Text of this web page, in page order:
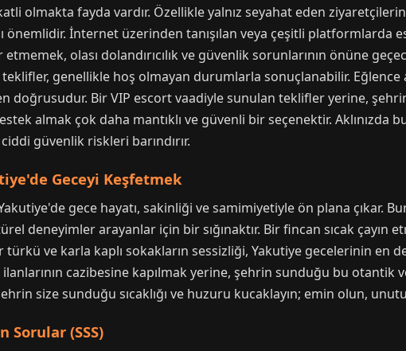
olmakta fayda vardır. Özellikle yalnız seyahat eden
önemlidir. İnternet üzerinden tanışılan veya çeşitli platformlarda
olası dolandırıcılık ve güvenlik sorunlarının önüne
genellikle hoş olmayan durumlarla sonuçlanabilir. Eğlence
doğrusudur. Bir VIP escort vaadiyle sunulan teklifler yerine,
almak çok daha mantıklı ve güvenli bir seçenektir. Aklınızda
ciddi güvenlik riskleri barındırır.
Geceyi Keşfetmek
gece hayatı, sakinliği ve samimiyetiyle ön plana çıkar.
deneyimler arayanlar için bir sığınaktır. Bir fincan sıcak
ve karla kaplı sokakların sessizliği, Yakutiye gecelerinin en
ilanlarının cazibesine kapılmak yerine, şehrin sunduğu bu
size sunduğu sıcaklığı ve huzuru kucaklayın; emin olun,
Sorular (SSS)